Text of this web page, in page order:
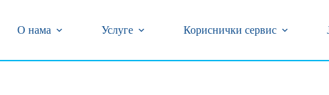
О нама Услуге Кориснички сервис